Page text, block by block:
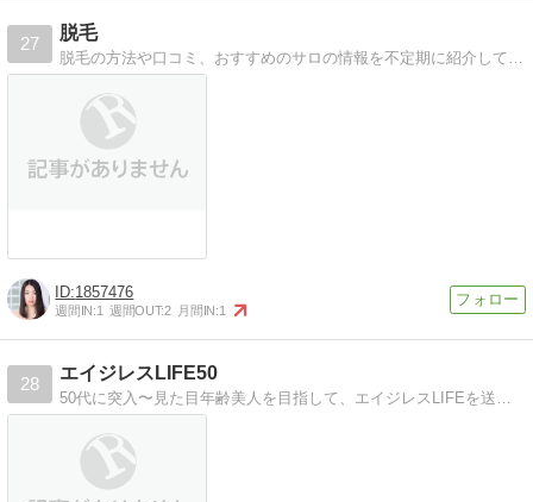
27
脱毛
脱毛の方法や口コミ、おすすめのサロの情報を不定期に紹介しています。
1857476
週間IN:1 週間OUT:2 月間IN:1
28
エイジレスLIFE50
50代に突入〜見た目年齢美人を目指して、エイジレスLIFEを送っています。実際に試して良かった美容・健康・ダイエットに関する商品を紹介しています。